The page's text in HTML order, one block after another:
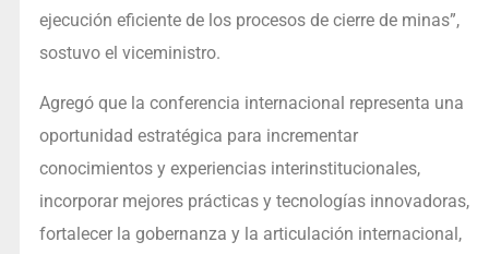
ejecución eficiente de los procesos de cierre de minas”,
sostuvo el viceministro.
Agregó que la conferencia internacional representa una
oportunidad estratégica para incrementar
conocimientos y experiencias interinstitucionales,
incorporar mejores prácticas y tecnologías innovadoras,
fortalecer la gobernanza y la articulación internacional,